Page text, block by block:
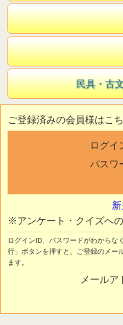
民具・古
ご登録済みの会員様はこ
ログイ
パスワ
※アンケート・クイズへ
ログインID、パスワードがわからな
行」ボタンを押すと、ご登録のメー
ます。
メールア